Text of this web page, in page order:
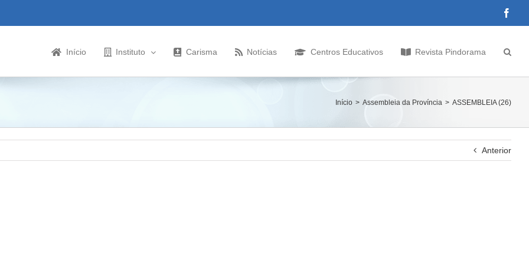
Início Instituto Carisma Notícias Centros Educativos Revista Pindorama
Início Assembleia da Província ASSEMBLEIA (26)
Anterior